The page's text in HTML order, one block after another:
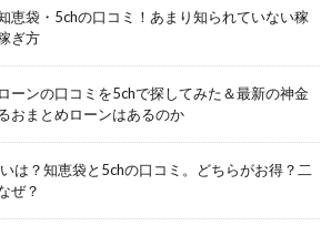
恵袋・5chの口コミ！あまり知られていない稼
ぎ方
ーンの口コミを5chで探してみた＆最新の神金
おまとめローンはあるのか
は？知恵袋と5chの口コミ。どちらがお得？二
ぜ？